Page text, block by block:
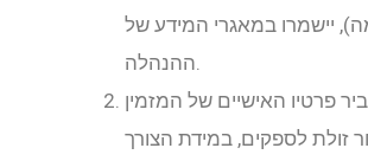
יישמרו במאגרי המידע של
פרטיו האישיים של המזמין
זולת לספקים, במידת הצורך